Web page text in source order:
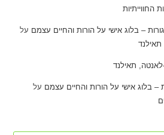
החווייתיות
על
לאנטה, תאילנד
– בלוג אישי על הורות והחיים עצמם על